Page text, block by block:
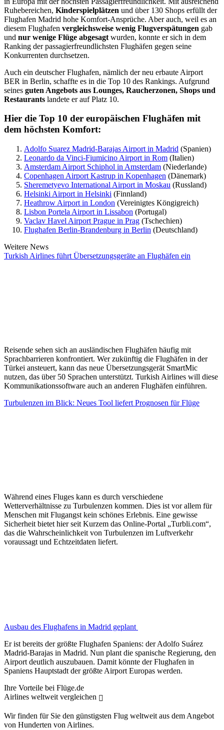
Ruhebereichen, Kinderspielplätzen und über 130 Shops erfüllt der
Flughafen Madrid hohe Komfort-Ansprüche. Aber auch, weil es an
diesem Flughafen vergleichsweise wenig Flugverspätungen gab
und nur wenige Flüge abgesagt wurden, konnte er sich in dem
Ranking der passagierfreundlichsten Flughäfen gegen seine
Konkurrenten durchsetzen.
Auch ein deutscher Flughafen, nämlich der neu erbaute Airport
BER in Berlin, schaffte es in die Top 10 des Rankings. Aufgrund
seines guten Angebots aus Lounges, Raucherzonen, Shops und
Restaurants landete er auf Platz 10.
Hier die Top 10 der europäischen Flughäfen mit
dem höchsten Komfort:
Adolfo Suarez Madrid-Barajas Airport in Madrid (Spanien)
Leonardo da Vinci-Fiumicino Airport in Rom (Italien)
Amsterdam Airport Schiphol in Amsterdam (Niederlande)
Copenhagen Airport Kastrup in Kopenhagen (Dänemark)
Sheremetyevo International Airport in Moskau (Russland)
Helsinki Airport in Helsinki (Finnland)
Heathrow Airport in London (Vereinigtes Köngigreich)
Lisbon Portela Airport in Lissabon (Portugal)
Vaclav Havel Airport Prague in Prag (Tschechien)
Flughafen Berlin-Brandenburg in Berlin (Deutschland)
Weitere News
Turkish Airlines führt Übersetzungsgeräte an Flughäfen ein
Reisende sehen sich an ausländischen Flughäfen häufig mit
Sprachbarrieren konfrontiert. Wer zukünftig die Flughäfen in der
Türkei ansteuert, kann das neue Übersetzungsgerät SmartMic
nutzen, das über 50 Sprachen unterstützt. Turkish Airlines will diese
Kommunikationssoftware auch an anderen Flughäfen einführen.
Turbulenzen im Blick: Neues Tool liefert Prognosen für Flüge
Während eines Fluges kann es durch verschiedene
Wetterverhältnisse zu Turbulenzen kommen. Dies ist vor allem für
Menschen mit Flugangst kein schönes Erlebnis. Eine gewisse
Sicherheit bietet hier seit Kurzem das Online-Portal „Turbli.com“,
das die Wahrscheinlichkeit von Turbulenzen im Luftverkehr
voraussagt und Echtzeitdaten liefert.
Ausbau des Flughafens in Madrid geplant
Er ist bereits der größte Flughafen Spaniens: der Adolfo Suárez
Madrid-Barajas in Madrid. Nun plant die spanische Regierung, den
Airport deutlich auszubauen. Damit könnte der Flughafen in
Spaniens Hauptstadt der größte Airport Europas werden.
Ihre Vorteile bei Flüge.de
Airlines weltweit vergleichen
Wir finden für Sie den günstigsten Flug weltweit aus dem Angebot
von Hunderten von Airlines.